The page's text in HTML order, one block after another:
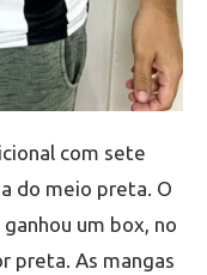
com sete
do meio preta. O
um box, no
preta. As mangas